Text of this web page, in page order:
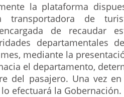
la plataforma
transportadora de
de recaudar
departamentales
mediante la
el departamento,
del pasajero. Una vez
efectuará la Gobernación.